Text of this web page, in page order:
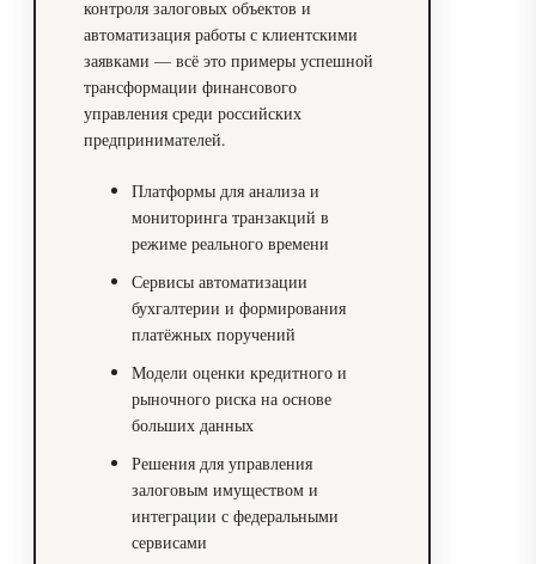
контроля залоговых объектов и
автоматизация работы с клиентскими
заявками — всё это примеры успешной
трансформации финансового
управления среди российских
предпринимателей.
Платформы для анализа и
мониторинга транзакций в
режиме реального времени
Сервисы автоматизации
бухгалтерии и формирования
платёжных поручений
Модели оценки кредитного и
рыночного риска на основе
больших данных
Решения для управления
залоговым имуществом и
интеграции с федеральными
сервисами